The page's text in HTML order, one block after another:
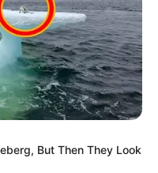
But Then They Look